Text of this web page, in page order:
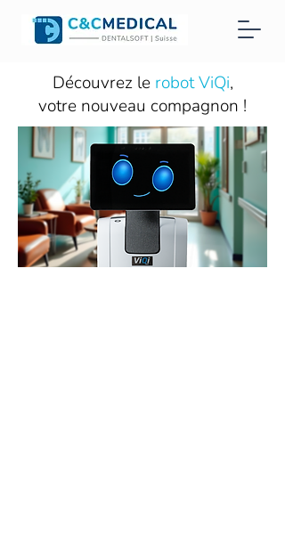
Découvrez le robot ViQi,
votre nouveau compagnon !